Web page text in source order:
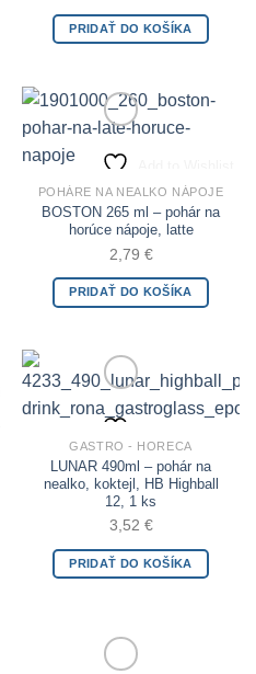
PRIDAŤ DO KOŠÍKA
POHÁRE NA NEALKO NÁPOJE
BOSTON 265 ml – pohár na
horúce nápoje, latte
2,79 €
PRIDAŤ DO KOŠÍKA
GASTRO - HORECA
LUNAR 490ml – pohár na
nealko, koktejl, HB Highball
12, 1 ks
3,52 €
PRIDAŤ DO KOŠÍKA